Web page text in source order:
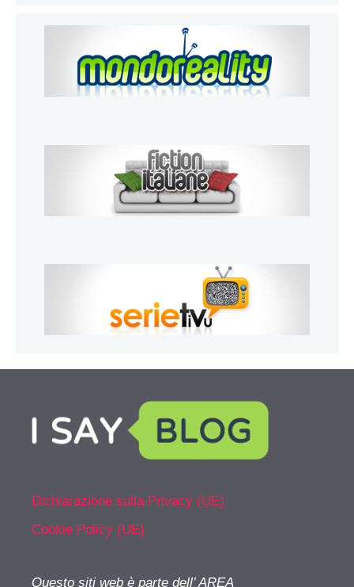
Dichiarazione sulla Privacy (UE)
Cookie Policy (UE)
Questo siti web è parte dell’ AREA